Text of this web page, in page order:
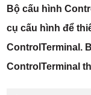
Bộ cấu hình
cụ cấu hình để
ControlTerminal.
ControlTerminal